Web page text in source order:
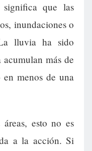
que las
inundaciones o
lluvia ha sido
más de
menos de una
esto no es
a la acción. Si